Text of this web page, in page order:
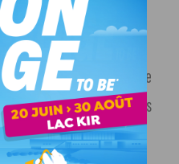
Dijon autrement… et de
met habituellement jamais